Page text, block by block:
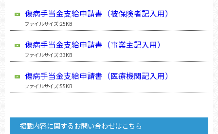
傷病手当金支給申請書（被保険者記入用）
ファイルサイズ:25KB
傷病手当金支給申請書（事業主記入用）
ファイルサイズ:33KB
傷病手当金支給申請書（医療機関記入用）
ファイルサイズ:55KB
掲載内容に関するお問い合わせはこちら